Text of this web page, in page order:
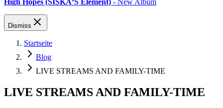
High Hopes (SISKA‘S Element) - New Album
Dismiss
Startseite
Blog
LIVE STREAMS AND FAMILY-TIME
LIVE STREAMS AND FAMILY-TIME